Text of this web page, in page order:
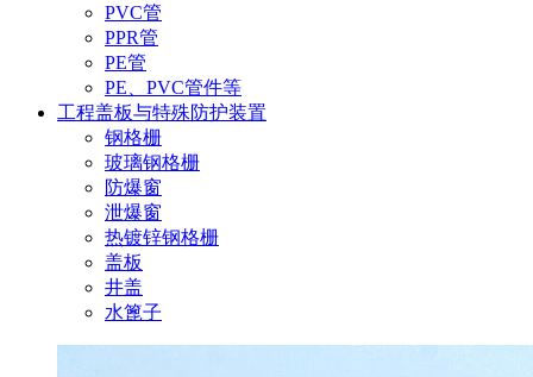
PVC管
PPR管
PE管
PE、PVC管件等
工程盖板与特殊防护装置
钢格栅
玻璃钢格栅
防爆窗
泄爆窗
热镀锌钢格栅
盖板
井盖
水篦子